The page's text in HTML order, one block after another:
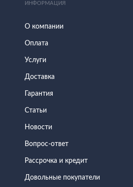
ИНФОРМАЦИЯ
О компании
Оплата
Услуги
Доставка
Гарантия
Статьи
Новости
Вопрос-ответ
Рассрочка и кредит
Довольные покупатели